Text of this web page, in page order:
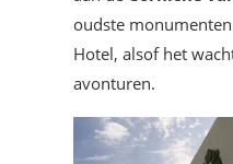
oudste
Hotel, alsof het
avonturen.